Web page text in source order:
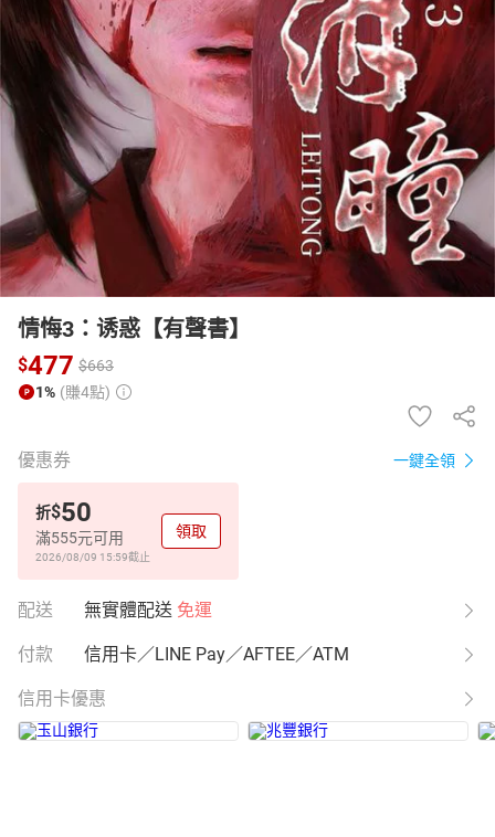
女裝 化妝保養 情趣用品
日本購物 電子/紙本書
情悔3：诱惑【有聲書】
$477 $663
1% (賺4點)
優惠券 一鍵全領
折$50
滿555元可用
2026/08/09 15:59截止
領取
配送 無實體配送 免運
付款 信用卡／LINE Pay／AFTEE／ATM
信用卡優惠